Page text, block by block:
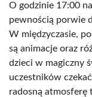
O godzinie 17:00
pewnością porwie
W międzyczasie,
są animacje oraz
dzieci w magiczny
uczestników
radosną atmosferę